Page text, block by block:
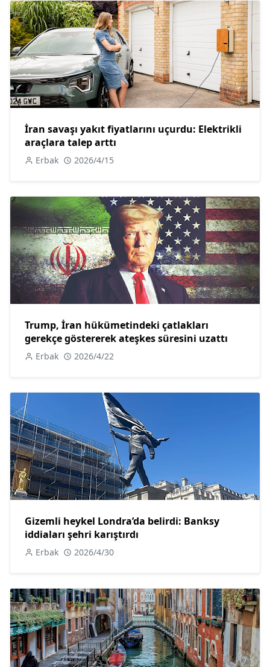
İran savaşı yakıt fiyatlarını uçurdu: Elektrikli
araçlara talep arttı
Erbak 2026/4/15
Trump, İran hükümetindeki çatlakları
gerekçe göstererek ateşkes süresini uzattı
Erbak 2026/4/22
Gizemli heykel Londra’da belirdi: Banksy
iddiaları şehri karıştırdı
Erbak 2026/4/30